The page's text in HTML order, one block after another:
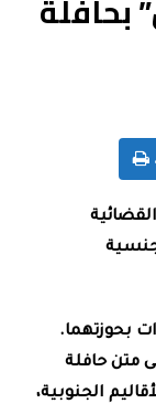
بحوزتهما.
متن حافلة
الجنوبية،